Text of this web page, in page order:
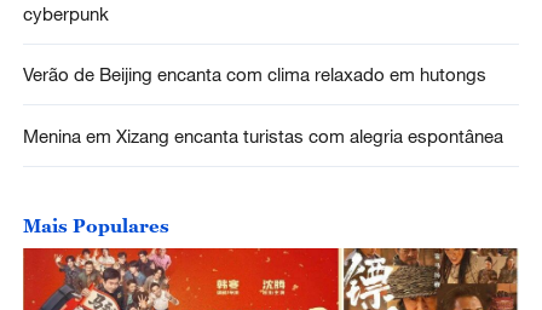
cyberpunk
Verão de Beijing encanta com clima relaxado em hutongs
Menina em Xizang encanta turistas com alegria espontânea
Mais Populares